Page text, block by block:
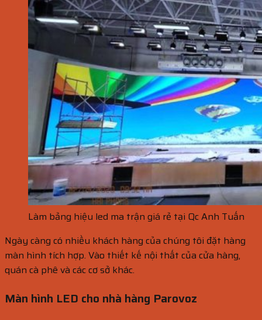
Làm bảng hiệu led ma trận giá rẻ tại Qc Anh Tuấn
Ngày càng có nhiều khách hàng của chúng tôi đặt hàng
màn hình tích hợp. Vào thiết kế nội thất của cửa hàng,
quán cà phê và các cơ sở khác.
Màn hình LED cho nhà hàng Parovoz